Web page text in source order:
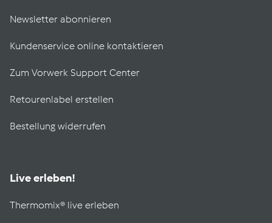
Newsletter abonnieren
Kundenservice online kontaktieren
Zum Vorwerk Support Center
Retourenlabel erstellen
Bestellung widerrufen
Live erleben!
Thermomix® live erleben